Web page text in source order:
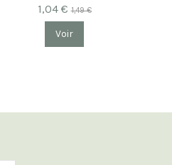
1,04 €1,49 €
Voir